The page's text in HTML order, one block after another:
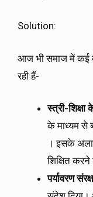
Solution:
आज भी समाज में कई
रही हैं-
स्त्री-शिक्षा
के माध्यम से
। इसके
शिक्षित
पर्यावरण